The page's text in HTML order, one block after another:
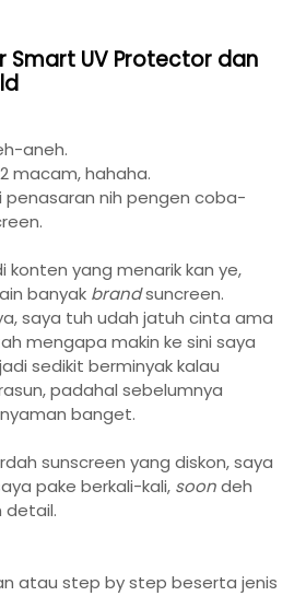
Smart UV Protector dan
aneh.
macam, hahaha.
penasaran nih pengen coba-
konten yang menarik kan ye,
banyak brandsuncreen.
saya tuh udah jatuh cinta ama
mengapa makin ke sini saya
sedikit berminyak kalau
padahal sebelumnya
banget.
sunscreen yang diskon, saya
pake berkali-kali, soondeh
detail.
atau step by step beserta jenis